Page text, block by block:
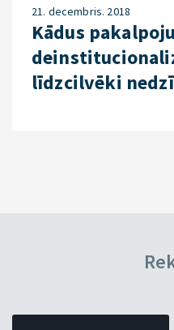
21. decembris. 2018
Kādus
līdzcilvēki